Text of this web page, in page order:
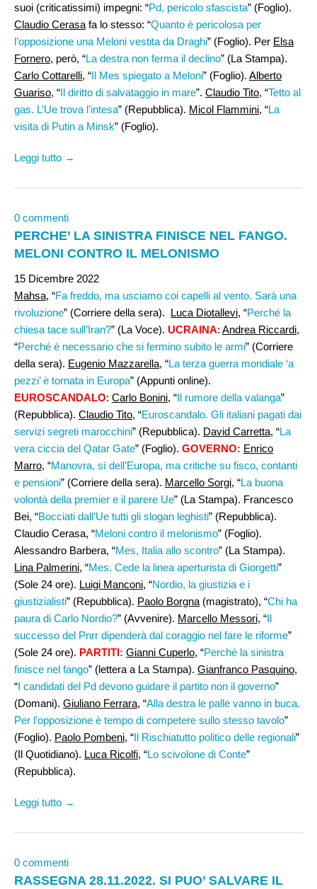
suoi (criticatissimi) impegni: “Pd, pericolo sfascista” (Foglio).
Claudio Cerasa fa lo stesso: “Quanto è pericolosa per
l’opposizione una Meloni vestita da Draghi” (Foglio). Per Elsa
Fornero, però, “La destra non ferma il declino” (La Stampa).
Carlo Cottarelli, “Il Mes spiegato a Meloni” (Foglio). Alberto
Guariso, “Il diritto di salvataggio in mare”. Claudio Tito, “Tetto al
gas. L’Ue trova l’intesa” (Repubblica). Micol Flammini, “La
visita di Putin a Minsk” (Foglio).
Leggi tutto →
0 commenti
PERCHE’ LA SINISTRA FINISCE NEL FANGO.
MELONI CONTRO IL MELONISMO
15 Dicembre 2022
Mahsa, “Fa freddo, ma usciamo coi capelli al vento. Sarà una
rivoluzione” (Corriere della sera). Luca Diotallevi, “Perché la
chiesa tace sull’Iran?” (La Voce). UCRAINA: Andrea Riccardi,
“Perché è necessario che si fermino subito le armi” (Corriere
della sera). Eugenio Mazzarella, “La terza guerra mondiale ‘a
pezzi’ è tornata in Europa” (Appunti online).
EUROSCANDALO: Carlo Bonini, “Il rumore della valanga”
(Repubblica). Claudio Tito, “Euroscandalo. Gli italiani pagati dai
servizi segreti marocchini” (Repubblica). David Carretta, “La
vera ciccia del Qatar Gate” (Foglio). GOVERNO: Enrico
Marro, “Manovra, sì dell’Europa, ma critiche su fisco, contanti
e pensioni” (Corriere della sera). Marcello Sorgi, “La buona
volontà della premier e il parere Ue” (La Stampa). Francesco
Bei, “Bocciati dall’Ue tutti gli slogan leghisti” (Repubblica).
Claudio Cerasa, “Meloni contro il melonismo” (Foglio).
Alessandro Barbera, “Mes, Italia allo scontro” (La Stampa).
Lina Palmerini, “Mes. Cede la linea aperturista di Giorgetti”
(Sole 24 ore). Luigi Manconi, “Nordio, la giustizia e i
giustizialisti” (Repubblica). Paolo Borgna (magistrato), “Chi ha
paura di Carlo Nordio?” (Avvenire). Marcello Messori, “Il
successo del Pnrr dipenderà dal coraggio nel fare le riforme”
(Sole 24 ore). PARTITI: Gianni Cuperlo, “Perché la sinistra
finisce nel fango” (lettera a La Stampa). Gianfranco Pasquino,
“I candidati del Pd devono guidare il partito non il governo”
(Domani). Giuliano Ferrara, “Alla destra le palle vanno in buca.
Per l’opposizione è tempo di competere sullo stesso tavolo”
(Foglio). Paolo Pombeni, “Il Rischiatutto politico delle regionali”
(Il Quotidiano). Luca Ricolfi, “Lo scivolone di Conte”
(Repubblica).
Leggi tutto →
0 commenti
RASSEGNA 28.11.2022. SI PUO’ SALVARE IL